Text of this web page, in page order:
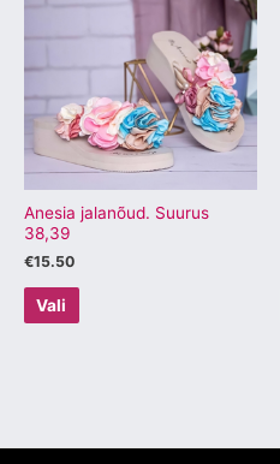
Anesia jalanõud. Suurus
38,39
€15.50
Vali
varianti.
Valikuid
saab
tootelehel.